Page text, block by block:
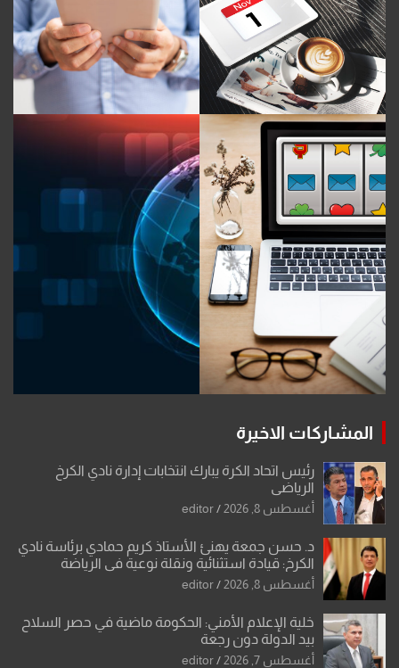
المشاركات الاخيرة
رئيس اتحاد الكرة يبارك انتخابات إدارة نادي الكرخ
الرياضي
أغسطس 8, 2026 editor
د. حسن جمعة يهنئ الأستاذ كريم حمادي برئاسة نادي
الكرخ: قيادة استثنائية ونقلة نوعية في الرياضة
العراقية
أغسطس 8, 2026 editor
خلية الإعلام الأمني: الحكومة ماضية في حصر السلاح
بيد الدولة دون رجعة
أغسطس 7, 2026 editor